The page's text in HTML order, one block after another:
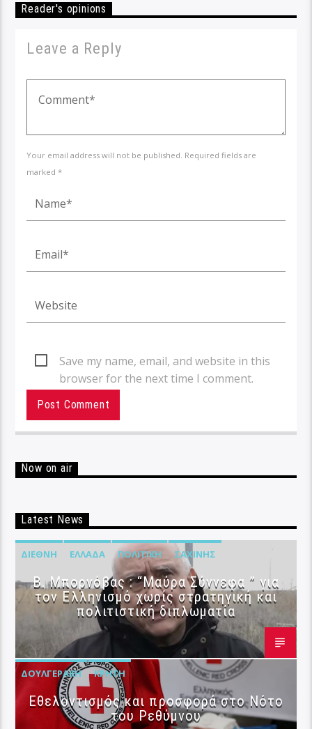
Reader's opinions
Leave a Reply
Your email address will not be published. Required fields are
marked *
Save my name, email, and website in this
browser for the next time I comment.
Now on air
Latest News
ΔΙΕΘΝΉ ΕΛΛΆΔΑ ΠΟΛΙΤΙΚΉ ΣΑΧΊΝΗΣ
B. Μπορνόβας : “Μαύρα Σύννεφα ” για
τον Ελληνισμό χωρίς στρατηγική και
πολιτιστική διπλωματία
ΔΟΥΛΓΕΡΆΚΗ ΚΡΉΤΗ
Εθελοντισμός και προσφορά στο Νότο
του Ρεθύμνου